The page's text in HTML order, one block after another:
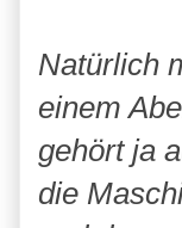
Natürlich
einem
gehört ja
die